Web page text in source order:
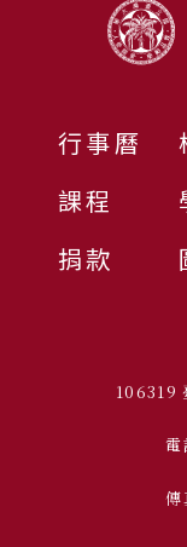
行事曆
課程
捐款
106319